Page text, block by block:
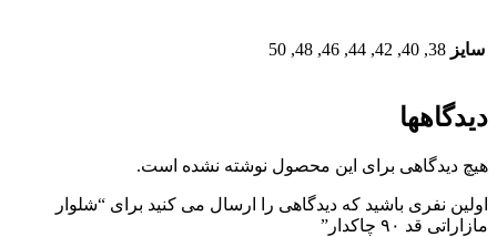
سایز 38, 40, 42, 44, 46, 48, 50
دیدگاهها
هیچ دیدگاهی برای این محصول نوشته نشده است.
اولین نفری باشید که دیدگاهی را ارسال می کنید برای “شلوار
مازاراتی قد ۹۰ چاکدار”